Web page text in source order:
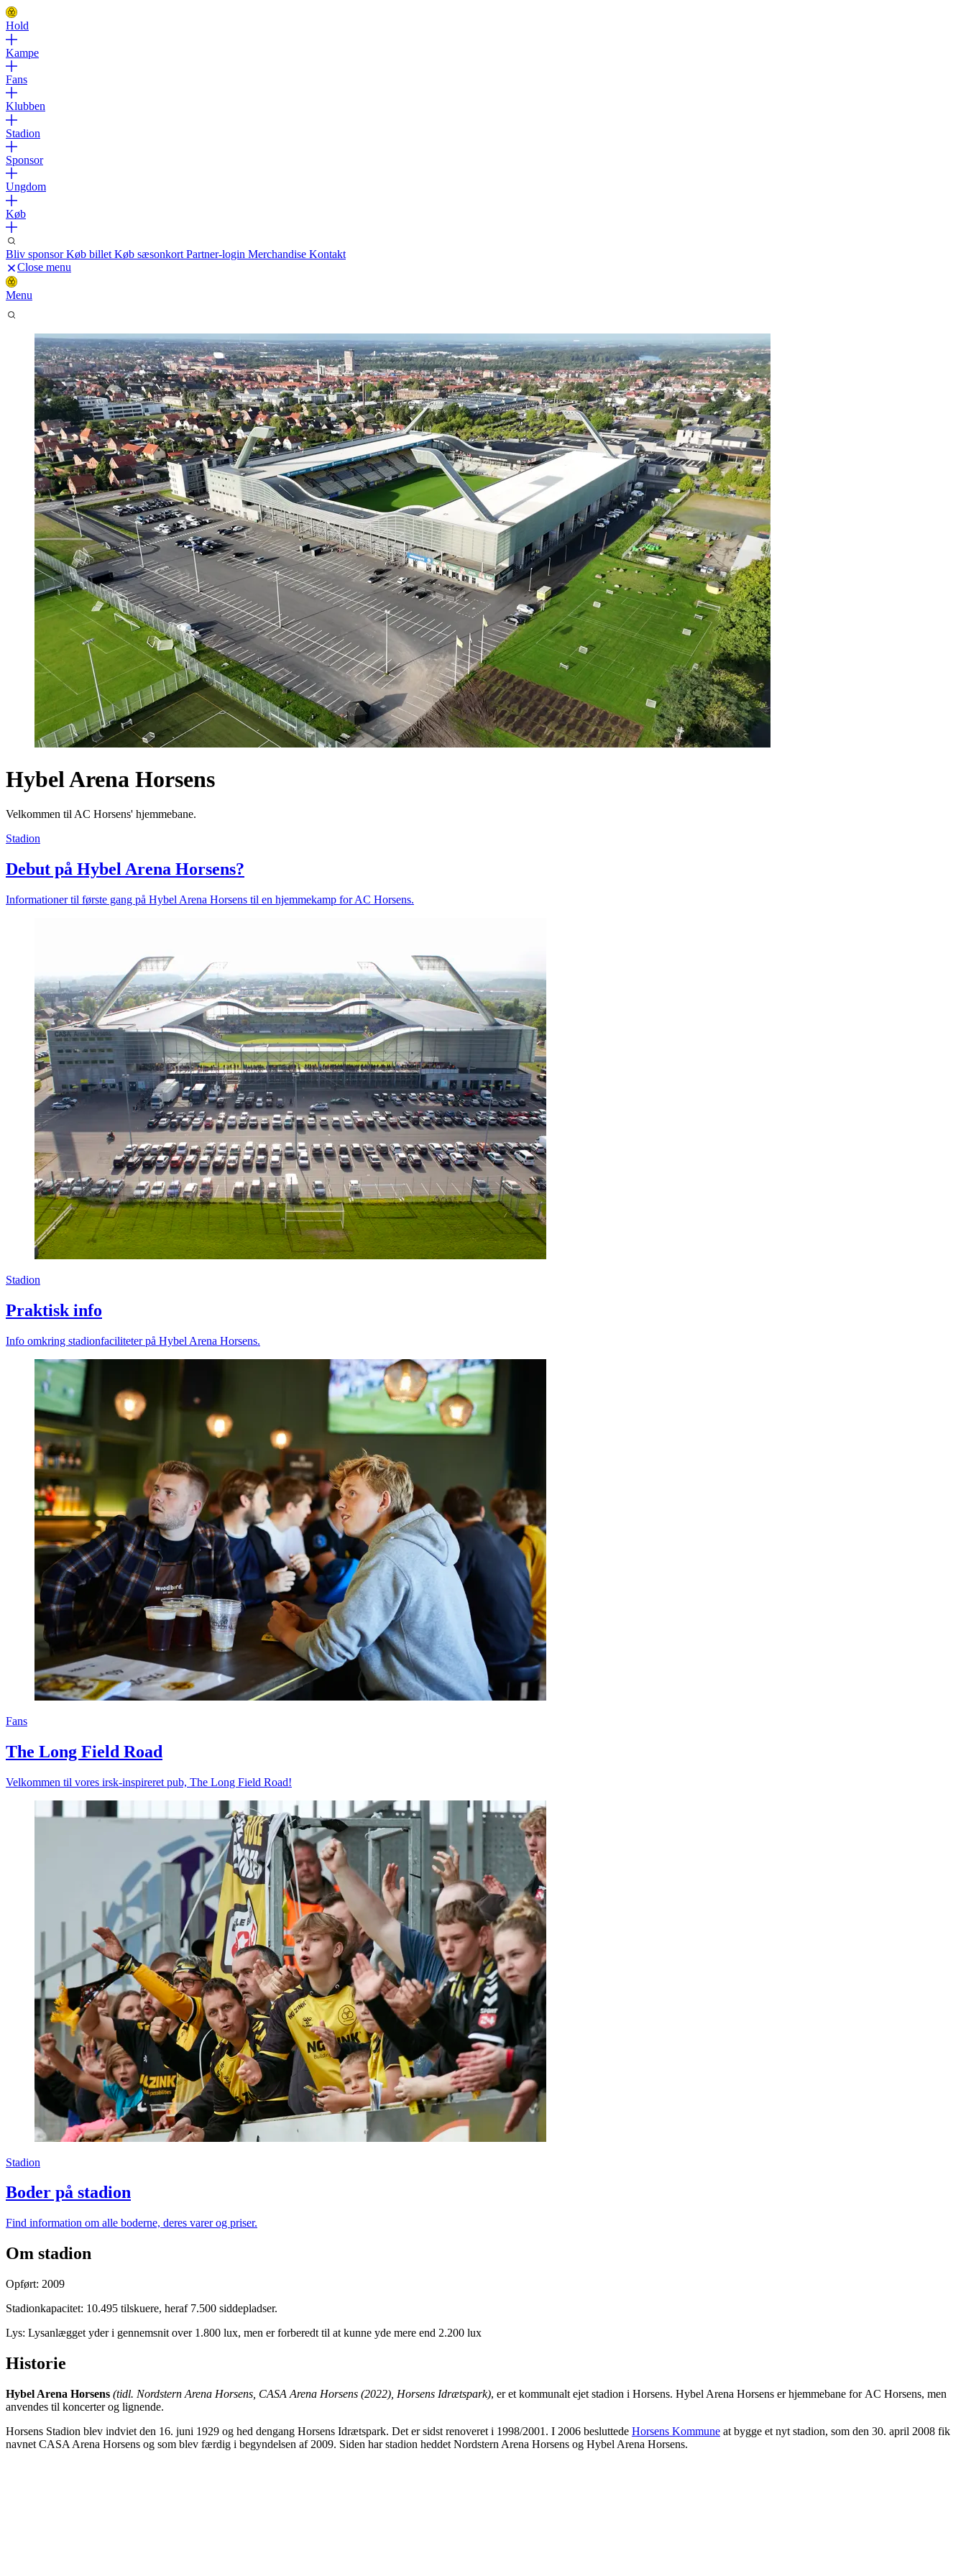
Hold
Kampe
Fans
Klubben
Stadion
Sponsor
Ungdom
Køb
Bliv sponsorKøb billet Køb sæsonkort Partner-login Merchandise Kontakt
Close menu
Menu
Hybel Arena Horsens
Velkommen til AC Horsens' hjemmebane.
Stadion
Debut på Hybel Arena Horsens?
Informationer til første gang på Hybel Arena Horsens til en hjemmekamp for AC Horsens.
Stadion
Praktisk info
Info omkring stadionfaciliteter på Hybel Arena Horsens.
Fans
The Long Field Road
Velkommen til vores irsk-inspireret pub, The Long Field Road!
Stadion
Boder på stadion
Find information om alle boderne, deres varer og priser.
Om stadion
Opført: 2009
Stadionkapacitet: 10.495 tilskuere, heraf 7.500 siddepladser.
Lys: Lysanlægget yder i gennemsnit over 1.800 lux, men er forberedt til at kunne yde mere end 2.200 lux
Historie
Hybel Arena Horsens (tidl. Nordstern Arena Horsens, CASA Arena Horsens (2022), Horsens Idrætspark), er et kommunalt ejet stadion i Horsens. Hybel Arena Horsens er hjemmebane for AC Horsens, men
anvendes til koncerter og lignende.
Horsens Stadion blev indviet den 16. juni 1929 og hed dengang Horsens Idrætspark. Det er sidst renoveret i 1998/2001. I 2006 besluttede Horsens Kommune at bygge et nyt stadion, som den 30. april 2008 fik
navnet CASA Arena Horsens og som blev færdig i begyndelsen af 2009. Siden har stadion heddet Nordstern Arena Horsens og Hybel Arena Horsens.